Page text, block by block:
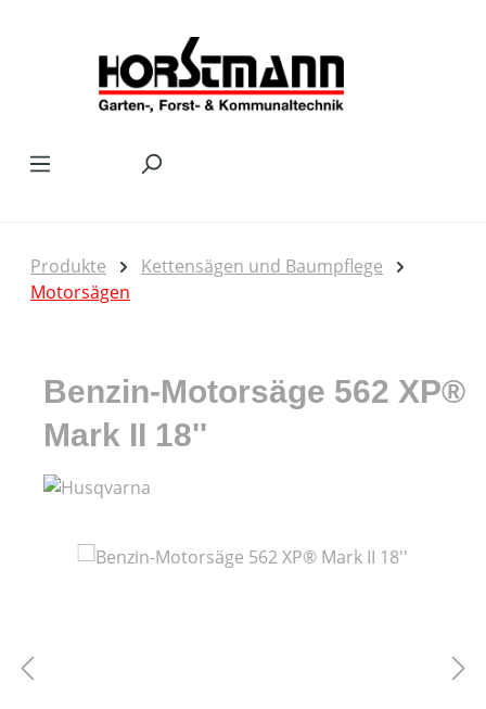
Produkte
Kettensägen und Baumpflege
Motorsägen
Benzin-Motorsäge 562 XP®
Mark II 18''
Bildergalerie überspringen